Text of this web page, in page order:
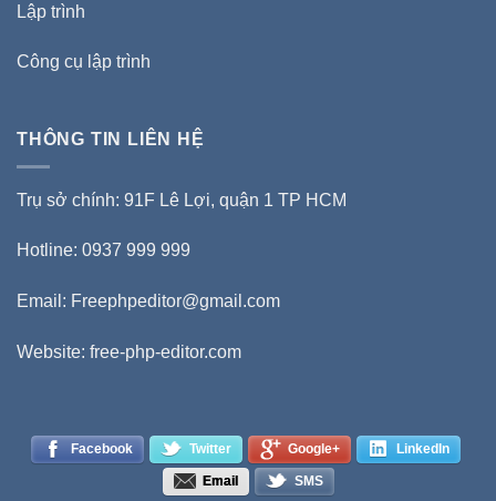
Lập trình
Công cụ lập trình
THÔNG TIN LIÊN HỆ
Trụ sở chính: 91F Lê Lợi, quận 1 TP HCM
Hotline: 0937 999 999
Email: Freephpeditor@gmail.com
Website: free-php-editor.com
Facebook Twitter Google+ LinkedIn
Email SMS